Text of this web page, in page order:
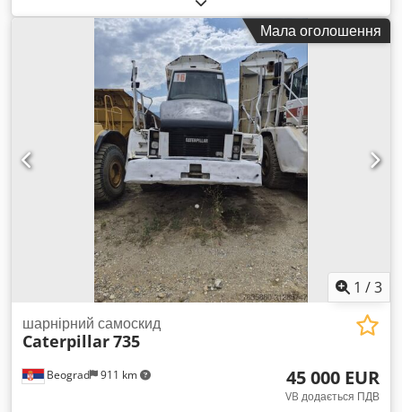
Рік виготовлення:2007, номер машини/транспортного
CAT00735VB1N00936, Самоскид у відмінному стані.
Cjdpfxeylw Ris Abzoha
Мала оголошення
1 /3
Beograd 911 km
шарнірний самоскид
Caterpillar735
45 000 EUR
VB додається ПДВ